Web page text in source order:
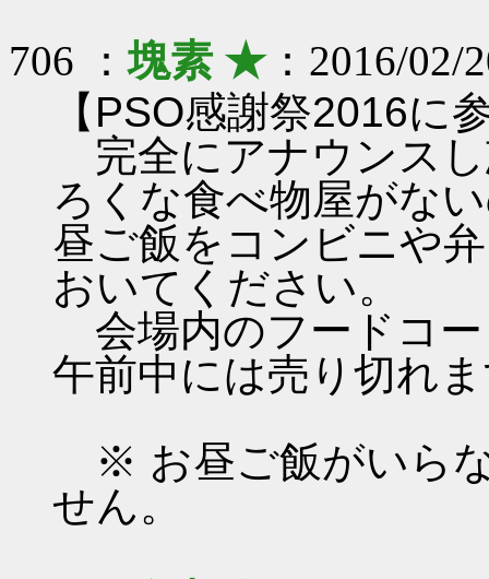
706 ：塊素 ★：2016/02/
【PSO感謝祭2016に
完全にアナウンス
ろくな食べ物屋がな
昼ご飯をコンビニや
おいてください。
会場内のフードコ
午前中には売り切れ
※ お昼ご飯がいら
せん。